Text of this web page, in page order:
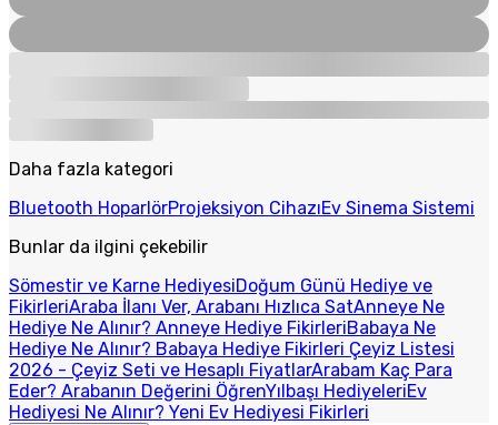
Daha fazla kategori
Bluetooth HoparlörProjeksiyon CihazıEv Sinema Sistemi
Bunlar da ilgini çekebilir
Sömestir ve Karne HediyesiDoğum Günü Hediye ve
FikirleriAraba İlanı Ver, Arabanı Hızlıca SatAnneye Ne
Hediye Ne Alınır? Anneye Hediye FikirleriBabaya Ne
Hediye Ne Alınır? Babaya Hediye Fikirleri Çeyiz Listesi
2026 - Çeyiz Seti ve Hesaplı FiyatlarArabam Kaç Para
Eder? Arabanın Değerini ÖğrenYılbaşı HediyeleriEv
Hediyesi Ne Alınır? Yeni Ev Hediyesi Fikirleri